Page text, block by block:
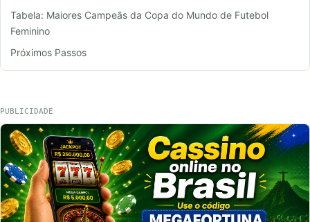
Tabela: Maiores Campeãs da Copa do Mundo de Futebol
Feminino
Próximos Passos
PUBLICIDADE